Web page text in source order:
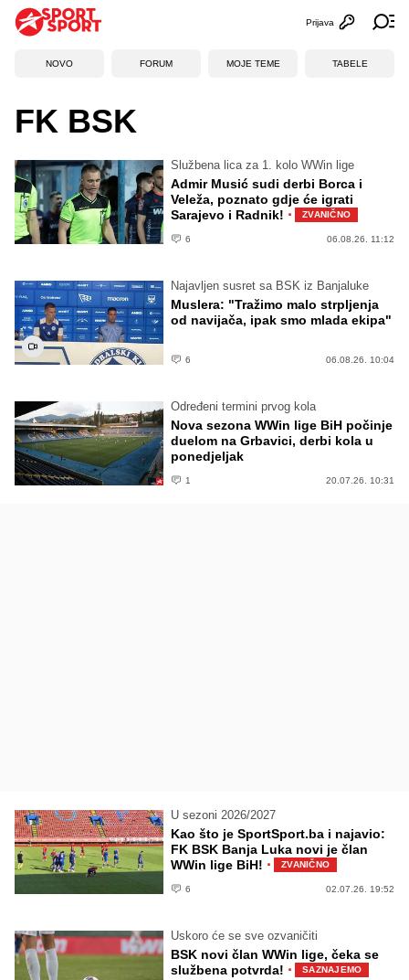
Otvori
Prijava
NOVO FORUM MOJE TEME TABELE
FK BSK
Službena lica za 1. kolo WWin lige
Admir Musić sudi derbi Borca i
Veleža, poznato gdje će igrati
Sarajevo i Radnik! · ZVANIČNO
6 06.08.26. 11:12
Najavljen susret sa BSK iz Banjaluke
Muslera: "Tražimo malo strpljenja
od navijača, ipak smo mlada ekipa"
6 06.08.26. 10:04
Određeni termini prvog kola
Nova sezona WWin lige BiH počinje
duelom na Grbavici, derbi kola u
ponedjeljak
1 20.07.26. 10:31
U sezoni 2026/2027
Kao što je SportSport.ba i najavio:
FK BSK Banja Luka novi je član
WWin lige BiH! · ZVANIČNO
6 02.07.26. 19:52
Uskoro će se sve ozvaničiti
BSK novi član WWin lige, čeka se
službena potvrda! · SAZNAJEMO